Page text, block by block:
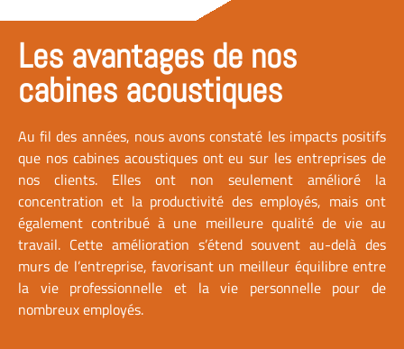
Les avantages de nos
cabines acoustiques
Au fil des années, nous avons constaté les impacts positifs
que nos cabines acoustiques ont eu sur les entreprises de
nos clients. Elles ont non seulement amélioré la
concentration et la productivité des employés, mais ont
également contribué à une meilleure qualité de vie au
travail. Cette amélioration s’étend souvent au-delà des
murs de l’entreprise, favorisant un meilleur équilibre entre
la vie professionnelle et la vie personnelle pour de
nombreux employés.